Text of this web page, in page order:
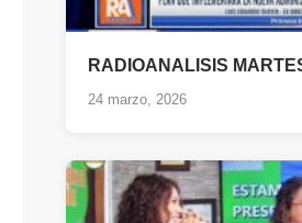
RADIOANALISIS
24 marzo, 2026